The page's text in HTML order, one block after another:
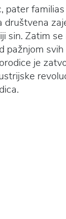
familias
sin. Zatim se
pažnjom
je